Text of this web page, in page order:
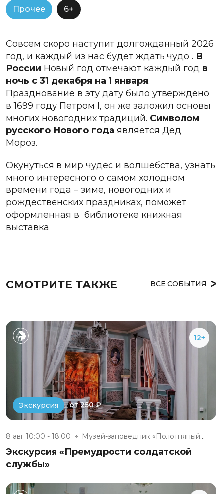
Прочее 6+
Совсем скоро наступит долгожданный 2026
год, и каждый из нас будет ждать чудо . В
России Новый год отмечают каждый год в
ночь с 31 декабря на 1 января.
Празднование в эту дату было утверждено
в 1699 году Петром I, он же заложил основы
многих новогодних традиций. Символом
русского Нового года является Дед
Мороз.
Окунуться в мир чудес и волшебства, узнать
много интересного о самом холодном
времени года – зиме, новогодних и
рождественских праздниках, поможет
оформленная в библиотеке книжная
выставка
СМОТРИТЕ ТАКЖЕ ВСЕ СОБЫТИЯ
12+
Экскурсия от 250 ₽
8 авг 10:00 - 18:00 Музей-заповедник «Полотняный З...
Экскурсия «Премудрости солдатской
службы»